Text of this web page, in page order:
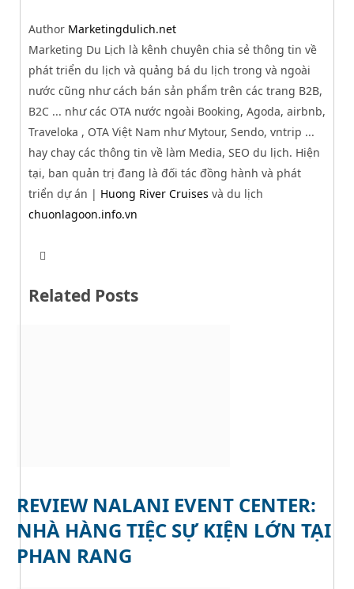
Author Marketingdulich.net
Marketing Du Lịch là kênh chuyên chia sẻ thông tin về
phát triển du lịch và quảng bá du lịch trong và ngoài
nước cũng như cách bán sản phẩm trên các trang B2B,
B2C ... như các OTA nước ngoài Booking, Agoda, airbnb,
Traveloka , OTA Việt Nam như Mytour, Sendo, vntrip ...
hay chay các thông tin về làm Media, SEO du lịch. Hiện
tại, ban quản trị đang là đối tác đồng hành và phát
triển dự án | Huong River Cruises và du lịch
chuonlagoon.info.vn
t
Related Posts
REVIEW NALANI EVENT CENTER:
NHÀ HÀNG TIỆC SỰ KIỆN LỚN TẠI
PHAN RANG